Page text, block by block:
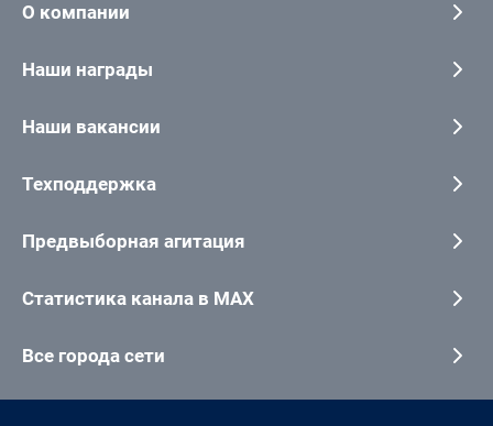
О компании
Наши награды
Наши вакансии
Техподдержка
Предвыборная агитация
Статистика канала в MAX
Все города сети